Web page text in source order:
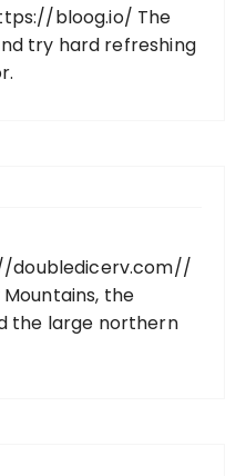
bloog.io/ The
try hard refreshing
doubledicerv.com//
the
the large northern